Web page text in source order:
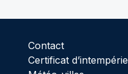
Contact
Certificat d’intempérie